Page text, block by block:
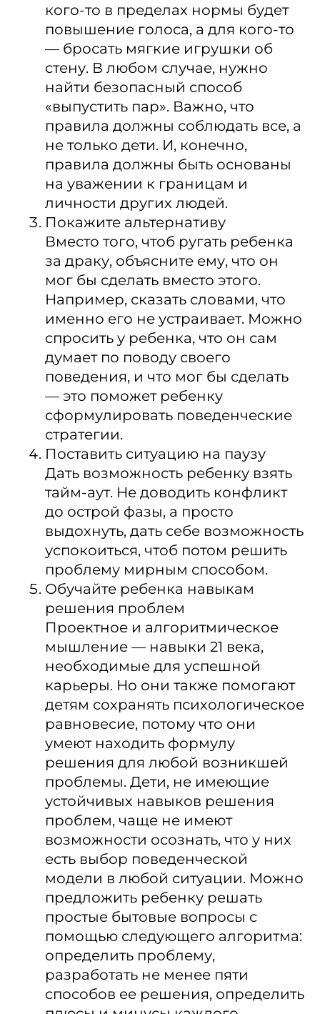
кого-то в пределах нормы будет
повышение голоса, а для кого-то
— бросать мягкие игрушки об
стену. В любом случае, нужно
найти безопасный способ
«выпустить пар». Важно, что
правила должны соблюдать все, а
не только дети. И, конечно,
правила должны быть основаны
на уважении к границам и
личности других людей.
Покажите альтернативу
Вместо того, чтоб ругать ребенка
за драку, объясните ему, что он
мог бы сделать вместо этого.
Например, сказать словами, что
именно его не устраивает. Можно
спросить у ребенка, что он сам
думает по поводу своего
поведения, и что мог бы сделать
— это поможет ребенку
сформулировать поведенческие
стратегии.
Поставить ситуацию на паузу
Дать возможность ребенку взять
тайм-аут. Не доводить конфликт
до острой фазы, а просто
выдохнуть, дать себе возможность
успокоиться, чтоб потом решить
проблему мирным способом.
Обучайте ребенка навыкам
решения проблем
Проектное и алгоритмическое
мышление — навыки 21 века,
необходимые для успешной
карьеры. Но они также помогают
детям сохранять психологическое
равновесие, потому что они
умеют находить формулу
решения для любой возникшей
проблемы. Дети, не имеющие
устойчивых навыков решения
проблем, чаще не имеют
возможности осознать, что у них
есть выбор поведенческой
модели в любой ситуации. Можно
предложить ребенку решать
простые бытовые вопросы с
помощью следующего алгоритма:
определить проблему,
разработать не менее пяти
способов ее решения, определить